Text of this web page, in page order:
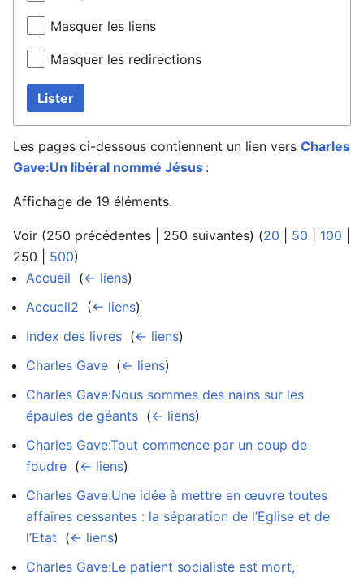
Masquer les liens
Masquer les redirections
Lister
Les pages ci-dessous contiennent un lien vers Charles
Gave:Un libéral nommé Jésus :
Affichage de 19 éléments.
Voir (250 précédentes 250 suivantes) (20 50 100
250
500)
Accueil (← liens)
Accueil2 (← liens)
Index des livres (← liens)
Charles Gave (← liens)
Charles Gave:Nous sommes des nains sur les
épaules de géants (← liens)
Charles Gave:Tout commence par un coup de
foudre (← liens)
Charles Gave:Une idée à mettre en œuvre toutes
affaires cessantes : la séparation de l’Eglise et de
l’Etat (← liens)
Charles Gave:Le patient socialiste est mort,